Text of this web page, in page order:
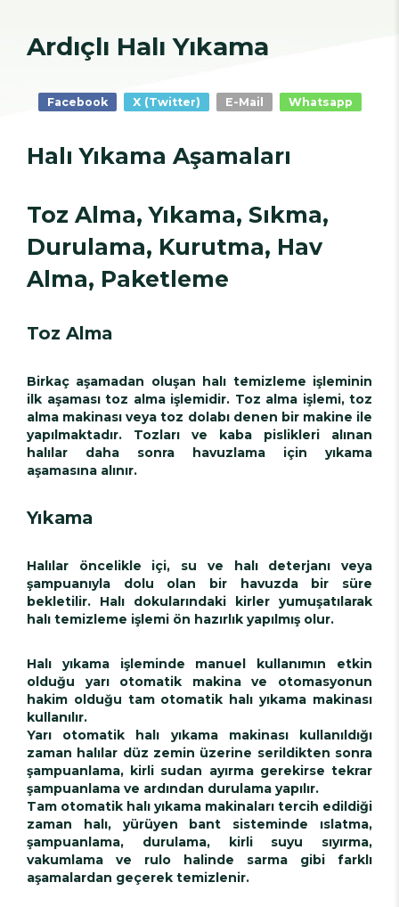
Ardıçlı Halı Yıkama
Facebook X (Twitter) E-Mail Whatsapp
Halı Yıkama Aşamaları
Toz Alma, Yıkama, Sıkma,
Durulama, Kurutma, Hav
Alma, Paketleme
Toz Alma
Birkaç aşamadan oluşan halı temizleme işleminin
ilk aşaması toz alma işlemidir. Toz alma işlemi, toz
alma makinası veya toz dolabı denen bir makine ile
yapılmaktadır. Tozları ve kaba pislikleri alınan
halılar daha sonra havuzlama için yıkama
aşamasına alınır.
Yıkama
Halılar öncelikle içi, su ve halı deterjanı veya
şampuanıyla dolu olan bir havuzda bir süre
bekletilir. Halı dokularındaki kirler yumuşatılarak
halı temizleme işlemi ön hazırlık yapılmış olur.
Halı yıkama işleminde manuel kullanımın etkin
olduğu yarı otomatik makina ve otomasyonun
hakim olduğu tam otomatik halı yıkama makinası
kullanılır.
Yarı otomatik halı yıkama makinası kullanıldığı
zaman halılar düz zemin üzerine serildikten sonra
şampuanlama, kirli sudan ayırma gerekirse tekrar
şampuanlama ve ardından durulama yapılır.
Tam otomatik halı yıkama makinaları tercih edildiği
zaman halı, yürüyen bant sisteminde ıslatma,
şampuanlama, durulama, kirli suyu sıyırma,
vakumlama ve rulo halinde sarma gibi farklı
aşamalardan geçerek temizlenir.